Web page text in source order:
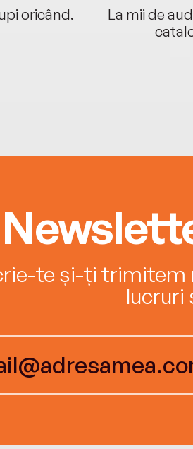
oricând.
La mii de
te și-ți trimitem
lucruri